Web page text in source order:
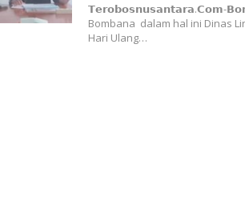
𝗧𝗲𝗿𝗼𝗯𝗼𝘀𝗻𝘂𝘀𝗮𝗻𝘁𝗮𝗿𝗮.𝗖𝗼𝗺-
Bombana dalam hal ini Dinas
Hari Ulang…